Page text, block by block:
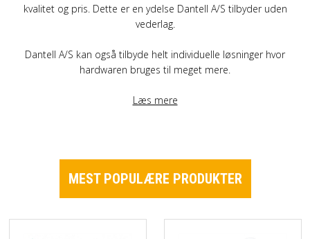
kvalitet og pris. Dette er en ydelse Dantell A/S tilbyder uden
vederlag.
Dantell A/S kan også tilbyde helt individuelle løsninger hvor
hardwaren bruges til meget mere.
Læs mere
MEST POPULÆRE PRODUKTER